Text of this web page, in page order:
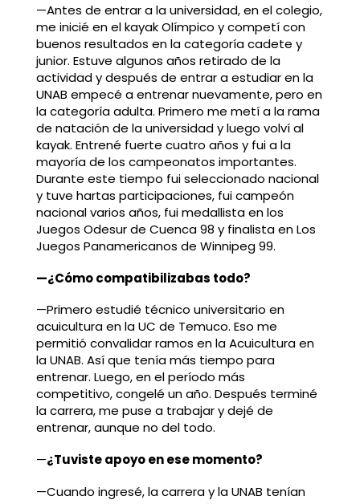
—Antes de entrar a la universidad, en el colegio,
me inicié en el kayak Olímpico y competí con
buenos resultados en la categoría cadete y
junior. Estuve algunos años retirado de la
actividad y después de entrar a estudiar en la
UNAB empecé a entrenar nuevamente, pero en
la categoría adulta. Primero me metí a la rama
de natación de la universidad y luego volví al
kayak. Entrené fuerte cuatro años y fui a la
mayoría de los campeonatos importantes.
Durante este tiempo fui seleccionado nacional
y tuve hartas participaciones, fui campeón
nacional varios años, fui medallista en los
Juegos Odesur de Cuenca 98 y finalista en Los
Juegos Panamericanos de Winnipeg 99.
—¿Cómo compatibilizabas todo?
—Primero estudié técnico universitario en
acuicultura en la UC de Temuco. Eso me
permitió convalidar ramos en la Acuicultura en
la UNAB. Así que tenía más tiempo para
entrenar. Luego, en el período más
competitivo, congelé un año. Después terminé
la carrera, me puse a trabajar y dejé de
entrenar, aunque no del todo.
—¿Tuviste apoyo en ese momento?
—Cuando ingresé, la carrera y la UNAB tenían